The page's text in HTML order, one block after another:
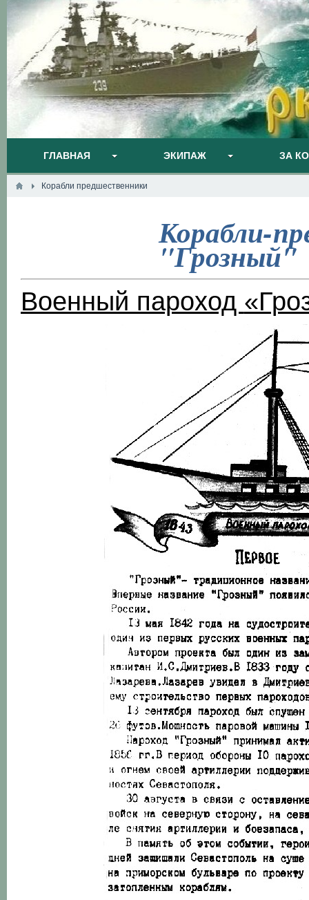
ГЛАВНАЯ ЭКИПАЖ ЗА
Корабли предшественники
Корабли-
"Грозный"
Военный пароход